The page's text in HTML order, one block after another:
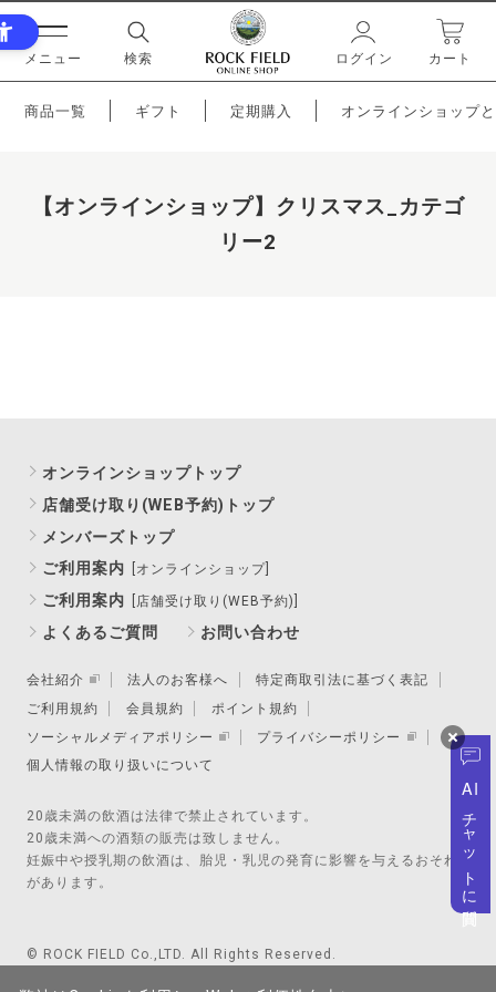
メニュー 検索 ログイン カート
商品一覧 ギフト 定期購入 オンラインショップ
【オンラインショップ】クリスマス_カテゴ
リー2
オンラインショップトップ
店舗受け取り(WEB予約)トップ
メンバーズトップ
ご利用案内
[オンラインショップ]
ご利用案内 [店舗受け取り(WEB予約)]
よくあるご質問 お問い合わせ
会社紹介 法人のお客様へ
特定商取引法に基づく表記
ご利用規約
会員規約
ポイント規約
ソーシャルメディアポリシー
プライバシーポリシー
個人情報の取り扱いについて
20歳未満の飲酒は法律で禁止されています。
20歳未満への酒類の販売は致しません。
妊娠中や授乳期の飲酒は、胎児・乳児の発育に影響を与えるおそれ
があります。
© ROCK FIELD Co.,LTD. All Rights Reserved.
AI
チャットに質問